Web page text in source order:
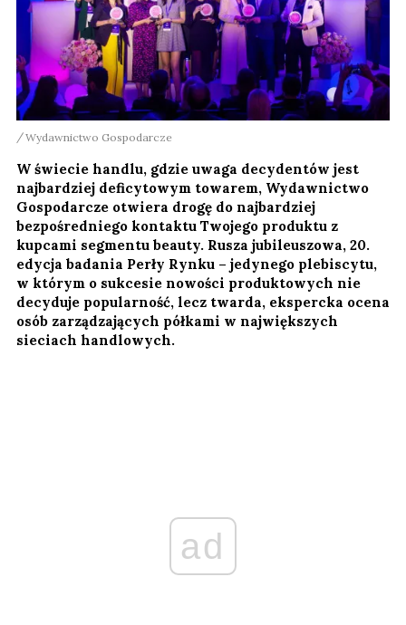
Wydawnictwo Gospodarcze
W świecie handlu, gdzie uwaga decydentów jest
najbardziej deficytowym towarem, Wydawnictwo
Gospodarcze otwiera drogę do najbardziej
bezpośredniego kontaktu Twojego produktu z
kupcami segmentu beauty. Rusza jubileuszowa, 20.
edycja badania Perły Rynku – jedynego plebiscytu,
w którym o sukcesie nowości produktowych nie
decyduje popularność, lecz twarda, ekspercka ocena
osób zarządzających półkami w największych
sieciach handlowych.
ad